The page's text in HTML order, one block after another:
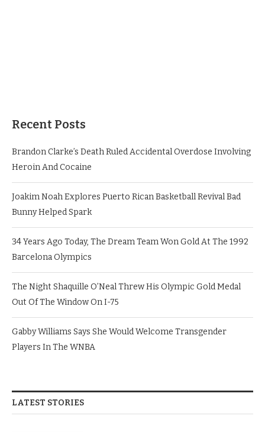
Recent Posts
Brandon Clarke’s Death Ruled Accidental Overdose Involving
Heroin And Cocaine
Joakim Noah Explores Puerto Rican Basketball Revival Bad
Bunny Helped Spark
34 Years Ago Today, The Dream Team Won Gold At The 1992
Barcelona Olympics
The Night Shaquille O’Neal Threw His Olympic Gold Medal
Out Of The Window On I-75
Gabby Williams Says She Would Welcome Transgender
Players In The WNBA
LATEST STORIES